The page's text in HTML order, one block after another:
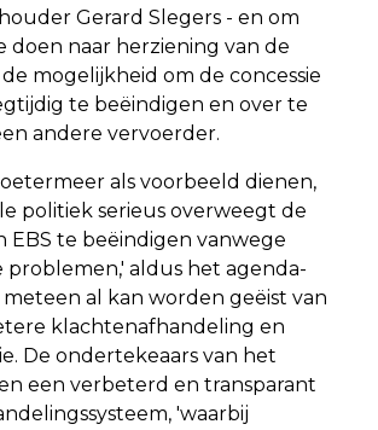
Gerard Slegers - en om
doen naar herziening van de
mogelijkheid om de concessie
te beëindigen en over te
andere vervoerder.
als voorbeeld dienen,
politiek serieus overweegt de
EBS te beëindigen vanwege
problemen,' aldus het agenda-
al kan worden geëist van
klachtenafhandeling en
De ondertekeaars van het
een verbeterd en transparant
'waarbij